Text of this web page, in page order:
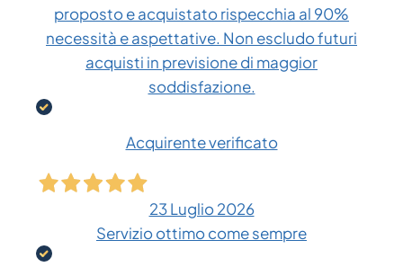
proposto e acquistato rispecchia al 90%
necessità e aspettative. Non escludo futuri
acquisti in previsione di maggior
soddisfazione.
Acquirente verificato
23 Luglio 2026
Servizio ottimo come sempre